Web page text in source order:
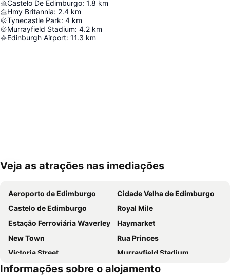
Castelo De Edimburgo: 1.8 km
Hmy Britannia: 2.4 km
Tynecastle Park: 4 km
Murrayfield Stadium: 4.2 km
Edinburgh Airport: 11.3 km
Ampliar mapa
Veja as atrações nas imediações
Aeroporto de Edimburgo
Cidade Velha de Edimburgo
Castelo de Edimburgo
Royal Mile
Estação Ferroviária Waverley
Haymarket
New Town
Rua Princes
Victoria Street
Murrayfield Stadium
Grassmarket
Galeria Nacional da Escócia
Informações sobre o alojamento